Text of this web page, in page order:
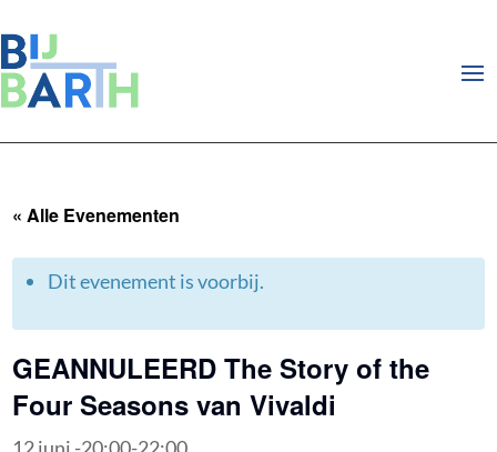
« Alle Evenementen
Dit evenement is voorbij.
GEANNULEERD The Story of the
Four Seasons van Vivaldi